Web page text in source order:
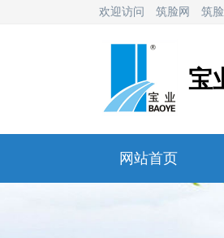
欢迎访问 筑脸网 筑
宝
网站首页